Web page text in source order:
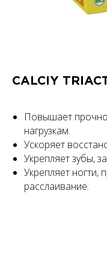
CALCIY
Повышает
нагрузкам.
Ускоряет
Укрепляет зубы,
Укрепляет ногти,
расслаивание.